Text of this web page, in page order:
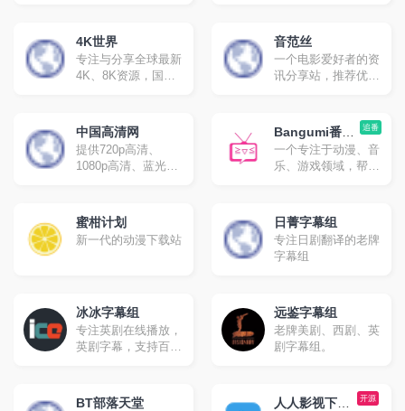
料库
清、高清mv最新热
门bt种子磁力链迅雷
下载网站。
4K世界
专注与分享全球最新
4K、8K资源，国内
UHD蓝光原盘、4K
视频、8K视频、4K
壁纸、VR4k、4K电
影下载，4kSJ也是
音范丝
一个电影爱好者的资
讯分享站，推荐优秀
中国高清网
提供720p高清、
1080p高清、蓝光原
门bt种子磁力链迅雷
下载网站，是下载了
解高清电影的不二之
追番
Bangumi番组
计划
一个专注于动漫、音
乐、游戏领域，帮助
蜜柑计划
新一代的动漫下载站
日菁字幕组
专注日剧翻译的老牌
字幕组
冰冰字幕组
专注英剧在线播放，
英剧字幕，支持百度
远鉴字幕组
老牌美剧、西剧、英
剧字幕组。
BT部落天堂 开源
人人影视下载